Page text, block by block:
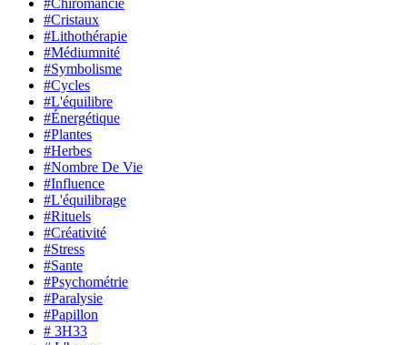
#Chiromancie
#Cristaux
#Lithothérapie
#Médiumnité
#Symbolisme
#Cycles
#L'équilibre
#Énergétique
#Plantes
#Herbes
#Nombre De Vie
#Influence
#L'équilibrage
#Rituels
#Créativité
#Stress
#Sante
#Psychométrie
#Paralysie
#Papillon
# 3H33